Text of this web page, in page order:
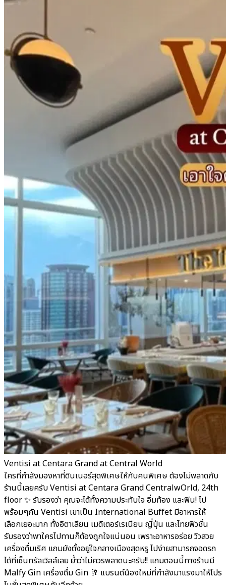
Ventisi at Centara Grand at Central World
ใครที่กำลังมองหาที่ดินเนอร์สุดพิเศษให้กับคนพิเศษ ต้องไม่พลาดกับ
ร้านนี้เลยครับ Ventisi at Centara Grand CentralwOrld, 24th
floor ✨ รับรองว่า คุณจะได้ทั้งความประทับใจ อิ่มท้อง และฟิน! ไป
พร้อมๆกัน Ventisi เขาเป็น International Buffet มีอาหารให้
เลือกเยอะมาก ทั้งอิตาเลียน เมดิเตอร์เรเนียน ญี่ปุ่น และไทยฟิวชั่น
รับรองว่าพาใครไปทานก็ต้องถูกใจแน่นอน เพราะอาหารอร่อย วิวสวย
เครื่องดื่มเริศ แถมยังตั้งอยู่ใจกลางเมืองสุดหรู ไปง่ายสามารถจอดรถ
ได้ที่เซ็นทรัลเวิลล์เลย ย้ำว่าไม่ควรพลาดนะครับ!! แถมตอนนี้ทางร้านมี
Malfy Gin เครื่องดื่ม Gin 🥂 แบรนด์น้องใหม่ที่กำลังมาแรงมาให้โปร